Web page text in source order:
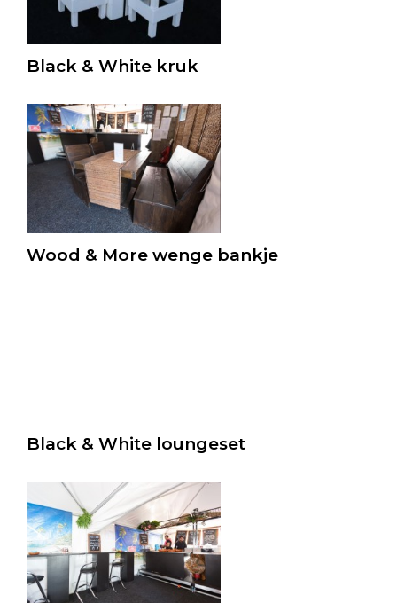
Black & White kruk
Wood & More wenge bankje
Black & White loungeset